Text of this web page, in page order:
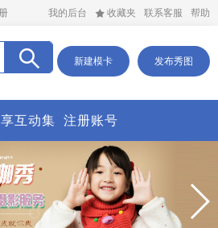
我的后台 收藏夹 联系客服 帮助
新建模卡 发布秀图
互动集 注册账号